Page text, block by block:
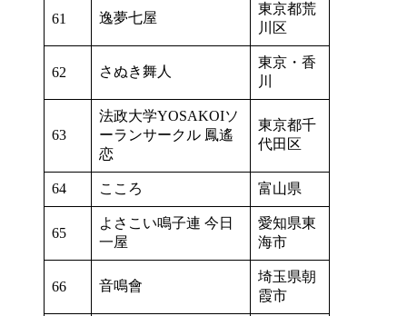
61 逸夢七屋
東京都荒
川区
62 さぬき舞人
東京・香
川
63
法政大学YOSAKOIソ
ーランサークル 鳳遙
恋
東京都千
代田区
64 こころ 富山県
65
よさこい鳴子連 今日
一屋
愛知県東
海市
66 音鳴會
埼玉県朝
霞市